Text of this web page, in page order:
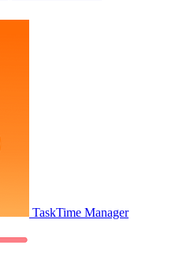
TaskTime Manager